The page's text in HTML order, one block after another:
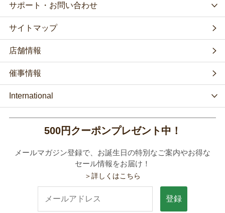
サポート・お問い合わせ
サイトマップ
店舗情報
催事情報
International
500円クーポンプレゼント中！
メールマガジン登録で、お誕生日の特別なご案内やお得な
セール情報をお届け！
＞詳しくはこちら
登録